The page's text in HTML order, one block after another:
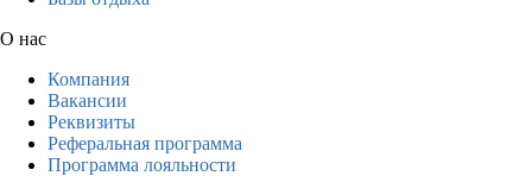
О нас
Компания
Вакансии
Реквизиты
Реферальная программа
Программа лояльности